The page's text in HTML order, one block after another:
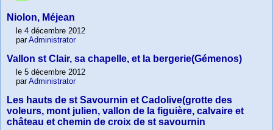
Niolon, Méjean
le 4 décembre 2012
parAdministrator
Vallon st Clair, sa chapelle, et la bergerie(Gémenos)
le 5 décembre 2012
parAdministrator
Les hauts de st Savournin et Cadolive(grotte des
voleurs, mont julien, vallon de la figuière, calvaire et
château et chemin de croix de st savournin